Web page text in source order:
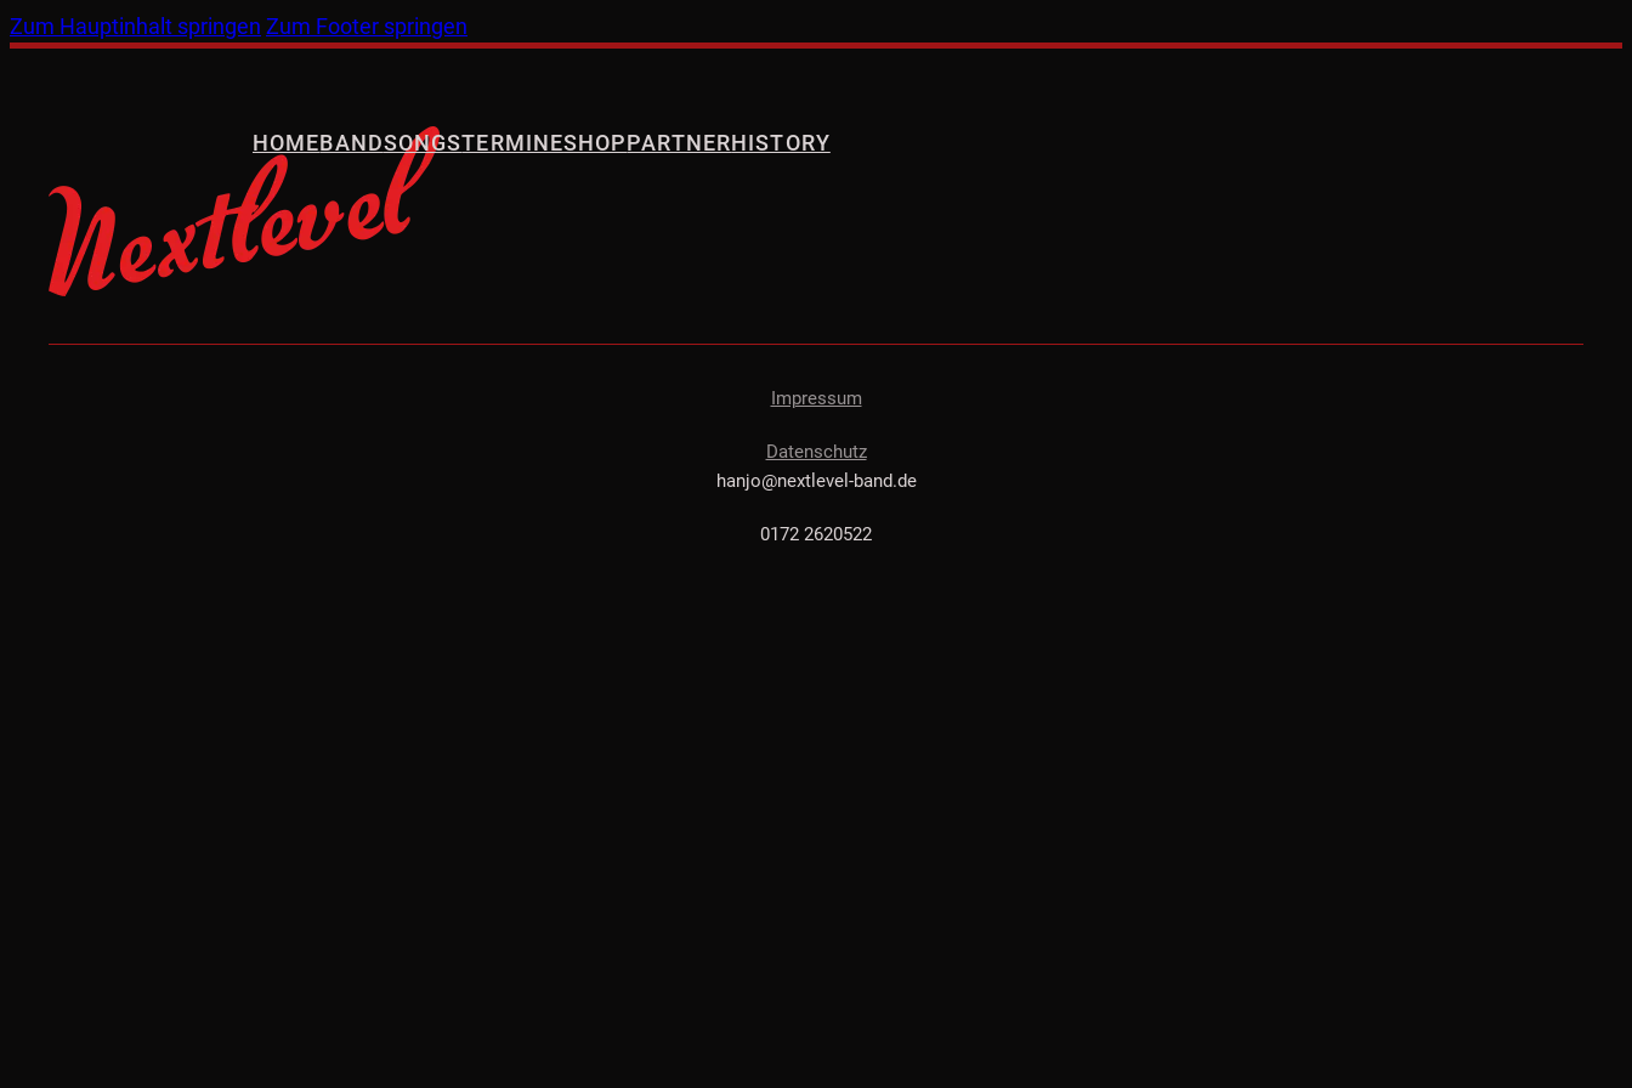
Zum Hauptinhalt springen Zum Footer springen
HOMEBANDSONGSTERMINESHOPPARTNERHISTORY
Impressum
Datenschutz
hanjo@nextlevel-band.de
0172 2620522